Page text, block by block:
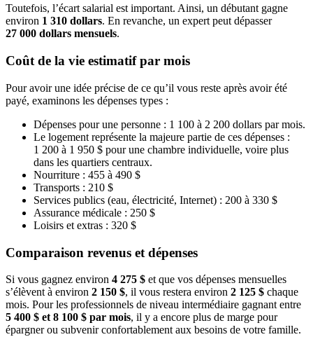
Toutefois, l’écart salarial est important. Ainsi, un débutant gagne
environ 1 310 dollars. En revanche, un expert peut dépasser
27 000 dollars mensuels.
Coût de la vie estimatif par mois
Pour avoir une idée précise de ce qu’il vous reste après avoir été
payé, examinons les dépenses types :
Dépenses pour une personne : 1 100 à 2 200 dollars par mois.
Le logement représente la majeure partie de ces dépenses :
1 200 à 1 950 $ pour une chambre individuelle, voire plus
dans les quartiers centraux.
Nourriture : 455 à 490 $
Transports : 210 $
Services publics (eau, électricité, Internet) : 200 à 330 $
Assurance médicale : 250 $
Loisirs et extras : 320 $
Comparaison revenus et dépenses
Si vous gagnez environ 4 275 $ et que vos dépenses mensuelles
s’élèvent à environ 2 150 $, il vous restera environ 2 125 $ chaque
mois. Pour les professionnels de niveau intermédiaire gagnant entre
5 400 $ et 8 100 $ par mois, il y a encore plus de marge pour
épargner ou subvenir confortablement aux besoins de votre famille.